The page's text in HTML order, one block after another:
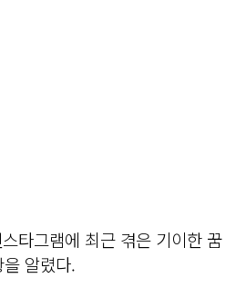
타그램에 최근 겪은 기이한 꿈
알렸다.